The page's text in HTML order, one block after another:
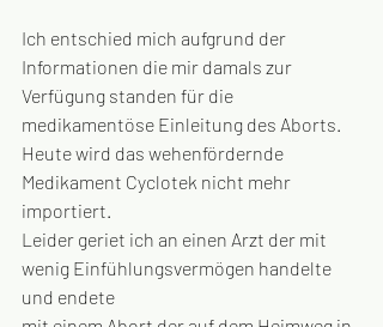
Ich entschied mich aufgrund der
Informationen die mir damals zur
Verfügung standen für die
medikamentöse Einleitung des Aborts.
Heute wird das wehenfördernde
Medikament Cyclotek nicht mehr
importiert.
Leider geriet ich an einen Arzt der mit
wenig Einfühlungsvermögen handelte
und endete